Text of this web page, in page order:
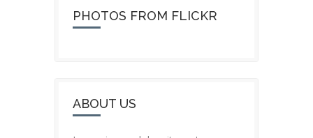
PHOTOS FROM FLICKR
ABOUT US